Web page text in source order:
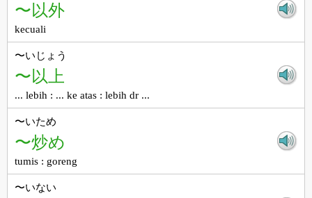
〜以外
kecuali
〜いじょう
〜以上
... lebih : ... ke atas : lebih dr ...
〜いため
〜炒め
tumis : goreng
〜いない